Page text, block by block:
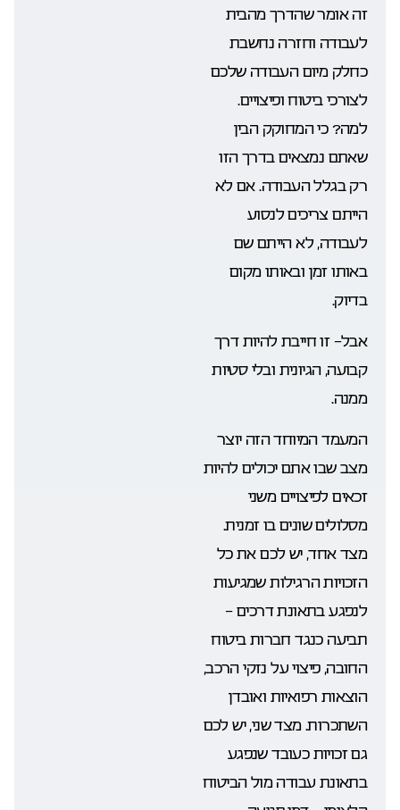
זה אומר שהדרך מהבית
לעבודה וחזרה נחשבת
כחלק מיום העבודה שלכם
לצורכי ביטוח ופיצויים.
למה? כי המחוקק הבין
שאתם נמצאים בדרך הזו
רק בגלל העבודה. אם לא
הייתם צריכים לנסוע
לעבודה, לא הייתם שם
באותו זמן ובאותו מקום
בדיוק.
אבל- זו חייבת להיות דרך
קבועה, הגיונית ובלי סטיות
ממנה.
המעמד המיוחד הזה יוצר
מצב שבו אתם יכולים להיות
זכאים לפיצויים משני
מסלולים שונים בו זמנית.
מצד אחד, יש לכם את כל
הזכויות הרגילות שמגיעות
לנפגע בתאונת דרכים –
תביעה כנגד חברות ביטוח
החובה, פיצוי על נזקי הרכב,
הוצאות רפואיות ואובדן
השתכרות. מצד שני, יש לכם
גם זכויות כעובד שנפגע
בתאונת עבודה מול הביטוח